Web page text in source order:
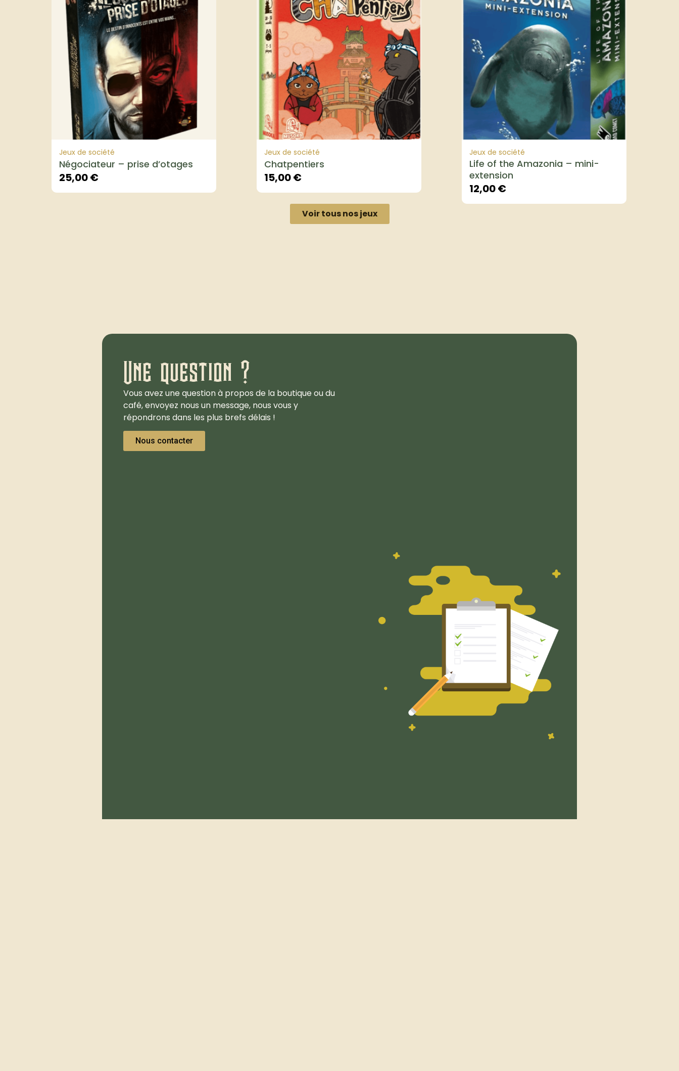
Jeux de société
Négociateur – prise d’otages
25,00€
Jeux de société
Chatpentiers
15,00€
Jeux de société
Life of the Amazonia – mini-
extension
12,00€
Voir tous nos jeux
Une question ?
Vous avez une question à propos de la boutique ou du
café, envoyez nous un message, nous vous y
répondrons dans les plus brefs délais !
Nous contacter